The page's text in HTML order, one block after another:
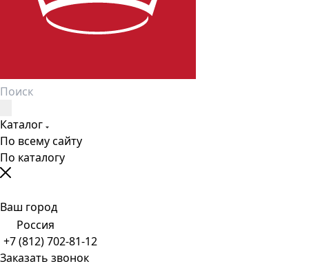
Каталог
По всему сайту
По каталогу
Ваш город
Россия
+7 (812) 702-81-12
Заказать звонок